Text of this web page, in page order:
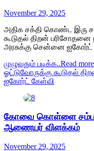
November 29, 2025
அதிக சக்தி கொண்ட இரு
கூடுதல் திறன்
அரசுக்கு சென்னை ஐகோர்ட்
முழுவதும் படிக்க..Read
ஓட்டுவோருக்கு கூடுதல்
ஐகோர்ட் கேள்வி
கோவை கொள்ளை சம்பவம்
ஆணையர் விளக்கம்
November 29, 2025